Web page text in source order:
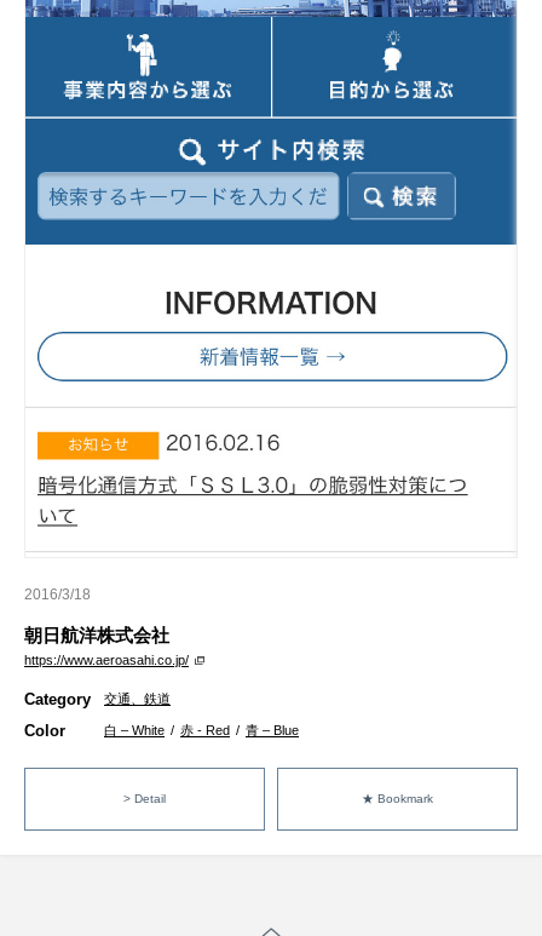
2016/3/18
朝日航洋株式会社
https://www.aeroasahi.co.jp/
Category 交通、鉄道
Color 白 – White / 赤 - Red / 青 – Blue
> Detail ★ Bookmark